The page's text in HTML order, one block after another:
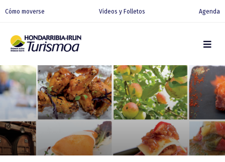
Cómo moverse Videos y Folletos Agenda